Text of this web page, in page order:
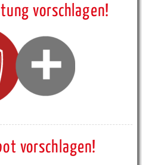
vorschlagen!
vorschlagen!